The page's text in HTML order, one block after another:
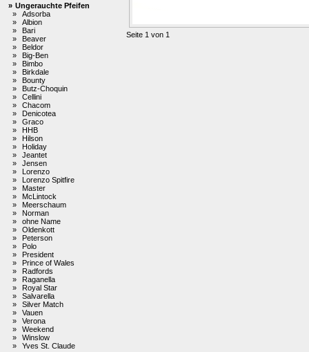
» Ungerauchte Pfeifen
»
Adsorba
»
Albion
»
Bari
»
Beaver
»
Beldor
»
Big-Ben
»
Bimbo
»
Birkdale
»
Bounty
»
Butz-Choquin
»
Cellini
»
Chacom
»
Denicotea
»
Graco
»
HHB
»
Hilson
»
Holiday
»
Jeantet
»
Jensen
»
Lorenzo
»
Lorenzo Spitfire
»
Master
»
McLintock
»
Meerschaum
»
Norman
»
ohne Name
»
Oldenkott
»
Peterson
»
Polo
»
President
»
Prince of Wales
»
Radfords
»
Raganella
»
Royal Star
»
Salvarella
»
Silver Match
»
Vauen
»
Verona
»
Weekend
»
Winslow
»
Yves St. Claude
Seite 1 von 1